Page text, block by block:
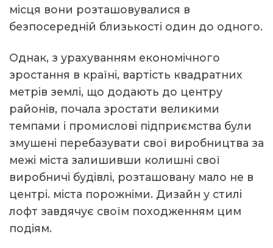
місця вони розташовувалися в
безпосередній близькості один до одного.
Однак, з урахуванням економічного
зростання в країні, вартість квадратних
метрів землі, що додають до центру
районів, почала зростати великими
темпами і промислові підприємства були
змушені перебазувати свої виробництва за
межі міста залишивши колишні свої
виробничі будівлі, розташовану мало не в
центрі. міста порожніми. Дизайн у стилі
лофт завдячує своїм походженням цим
подіям.